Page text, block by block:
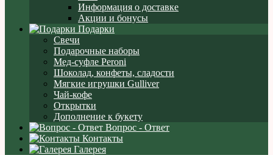
Информация о доставке
Акции и бонусы
Подарки
Свечи
Подарочные наборы
Мед-суфле Peroni
Шоколад, конфеты, сладости
Мягкие игрушки Gulliver
Чай-кофе
Открытки
Дополнение к букету
Вопрос - Ответ
Контакты
Галерея